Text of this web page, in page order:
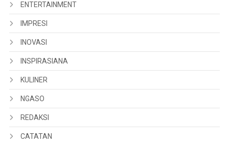
ENTERTAINMENT
IMPRESI
INOVASI
INSPIRASIANA
KULINER
NGASO
REDAKSI
CATATAN